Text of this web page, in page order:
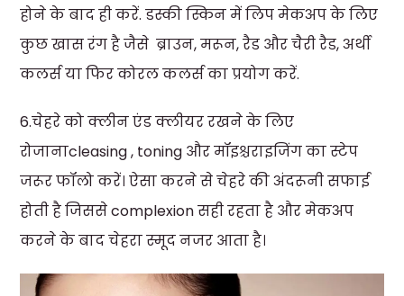
होने के बाद ही करें. डस्की स्किन में लिप मेकअप के लिए
कुछ खास रंग है जैसे ब्राउन, मरून, रैड और चैरी रैड, अर्थी
कलर्स या फिर कोरल कलर्स का प्रयोग करें.
6.चेहरे को क्लीन एंड क्लीयर रखने के लिए
रोजानाcleasing , toning और मॉइश्चराइजिंग का स्टेप
जरूर फॉलो करें। ऐसा करने से चेहरे की अंदरूनी सफाई
होती है जिससे complexion सही रहता है और मेकअप
करने के बाद चेहरा स्मूद नजर आता है।